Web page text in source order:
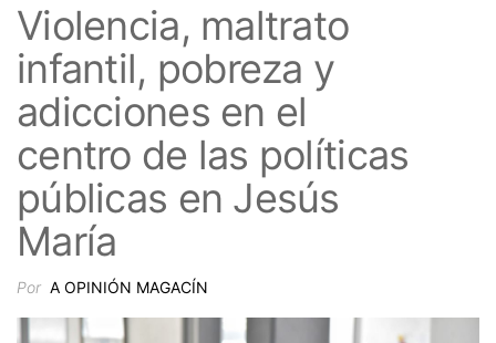
Violencia, maltrato
infantil, pobreza y
adicciones en el
centro de las políticas
públicas en Jesús
María
Por A OPINIÓN MAGACÍN